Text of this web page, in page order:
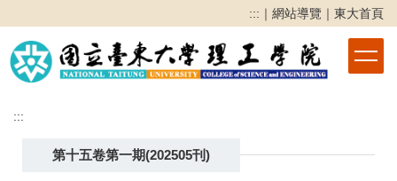
到
主
要
區
::: ｜ 網站導覽 ｜ 東大首頁
:::
第十五卷第一期(202505刊)